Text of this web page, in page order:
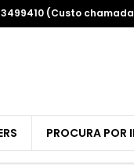
(Custo
PROCURA POR